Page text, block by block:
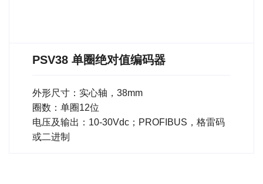
PSV38 单圈绝对值编码器
外形尺寸：实心轴，38mm
圈数：单圈12位
电压及输出：10-30Vdc；PROFIBUS，格雷码
或二进制